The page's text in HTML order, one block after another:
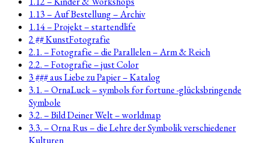
1.13 – Auf Bestellung – Archiv
1.14 – Projekt – startendlife
2 ## KunstFotografie
2.1. – Fotografie – die Parallelen – Arm & Reich
2.2. – Fotografie – just Color
3 ### aus Liebe zu Papier – Katalog
3.1. – OrnaLuck – symbols for fortune -glücksbringende
Symbole
3.2. – Bild Deiner Welt – worldmap
3.3. – Orna Rus – die Lehre der Symbolik verschiedener
Kulturen